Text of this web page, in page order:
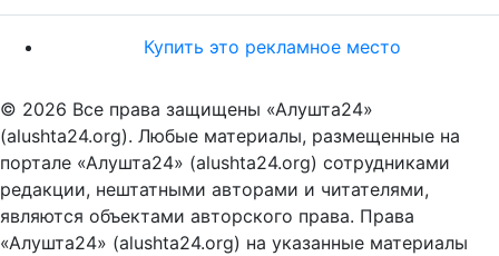
Купить это рекламное место
© 2026 Все права защищены «Алушта24»
(alushta24.org). Любые материалы, размещенные на
портале «Алушта24» (alushta24.org) сотрудниками
редакции, нештатными авторами и читателями,
являются объектами авторского права. Права
«Алушта24» (alushta24.org) на указанные материалы